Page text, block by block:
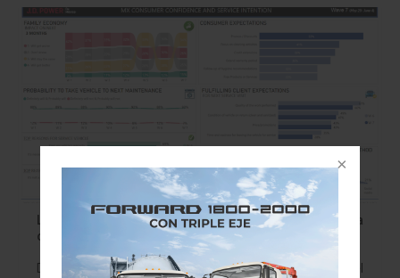
La limpieza del distribuidor se vuelve relevante para
consumidor automotriz mexicano
De acuerdo con el estudio de J.D. Power “Confianza del